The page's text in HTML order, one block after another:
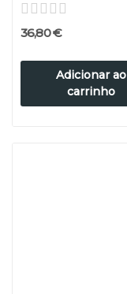
36,80 €
Adicionar ao
carrinho